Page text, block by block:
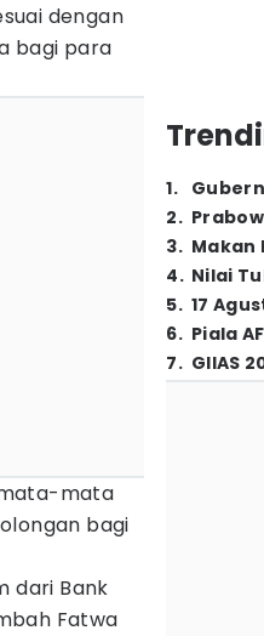
dengan
bagi para
mata
bagi
dari Bank
Fatwa
1.
2.
3. Makan
4. Nilai
5. 17
6. Piala
7. GIIAS